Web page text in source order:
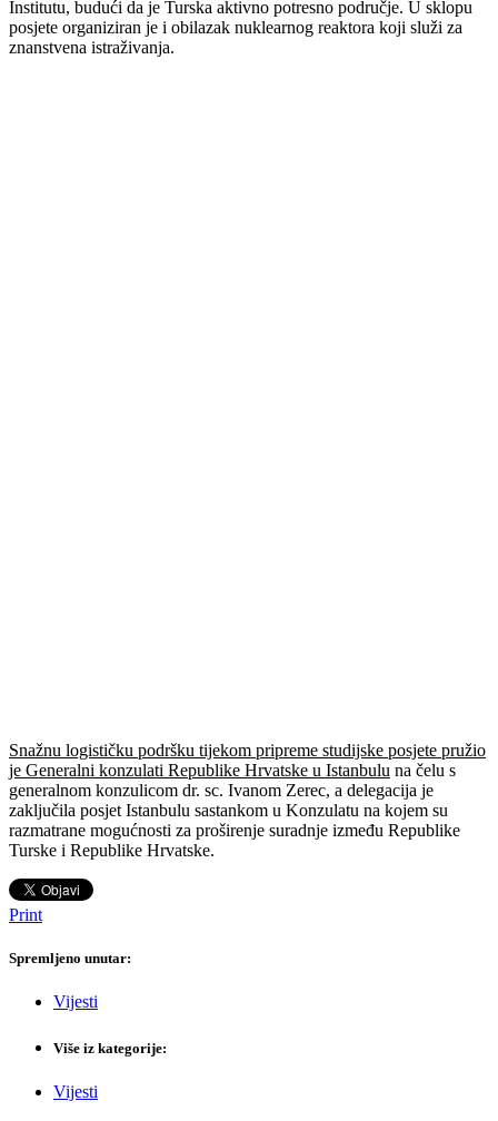
Institutu, budući da je Turska aktivno potresno područje. U sklopu
posjete organiziran je i obilazak nuklearnog reaktora koji služi za
znanstvena istraživanja.
Snažnu logističku podršku tijekom pripreme studijske posjete pružio
je Generalni konzulati Republike Hrvatske u Istanbulu na čelu s
generalnom konzulicom dr. sc. Ivanom Zerec, a delegacija je
zaključila posjet Istanbulu sastankom u Konzulatu na kojem su
razmatrane mogućnosti za proširenje suradnje između Republike
Turske i Republike Hrvatske.
Print
Spremljeno unutar:
Vijesti
Više iz kategorije:
Vijesti